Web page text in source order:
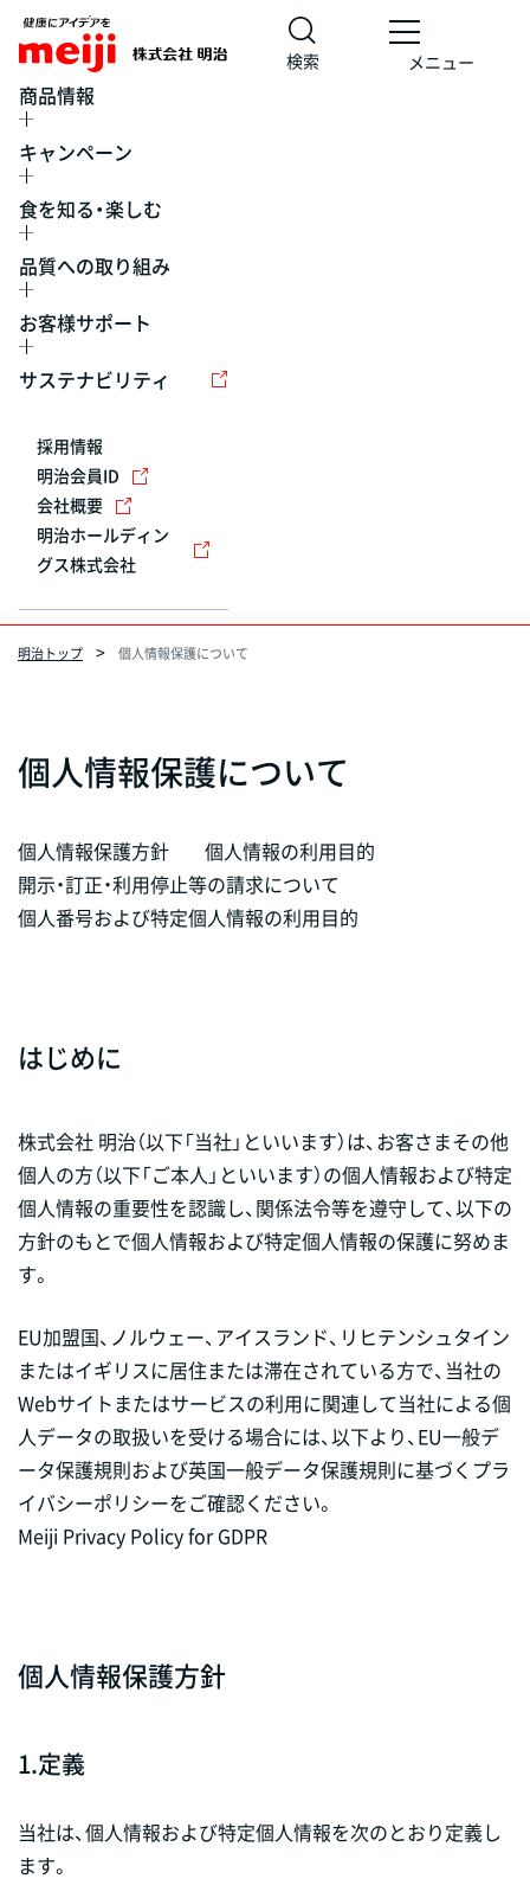
検索 メニュー
商品情報
キャンペーン
食を知る・楽しむ
品質への取り組み
お客様サポート
サステナビリティ
採用情報
明治会員ID
会社概要
明治ホールディン
グス株式会社
明治トップ 個人情報保護について
個人情報保護について
個人情報保護方針
個人情報の利用目的
開示・訂正・利用停止等の請求について
個人番号および特定個人情報の利用目的
はじめに
株式会社 明治（以下「当社」といいます）は、お客さまその他
個人の方（以下「ご本人」といいます）の個人情報および特定
個人情報の重要性を認識し、関係法令等を遵守して、以下の
方針のもとで個人情報および特定個人情報の保護に努めま
す。
EU加盟国、ノルウェー、アイスランド、リヒテンシュタイン
またはイギリスに居住または滞在されている方で、当社の
Webサイトまたはサービスの利用に関連して当社による個
人データの取扱いを受ける場合には、以下より、EU一般デ
ータ保護規則および英国一般データ保護規則に基づくプラ
イバシーポリシーをご確認ください。
Meiji Privacy Policy for GDPR
個人情報保護方針
1.定義
当社は、個人情報および特定個人情報を次のとおり定義し
ます。